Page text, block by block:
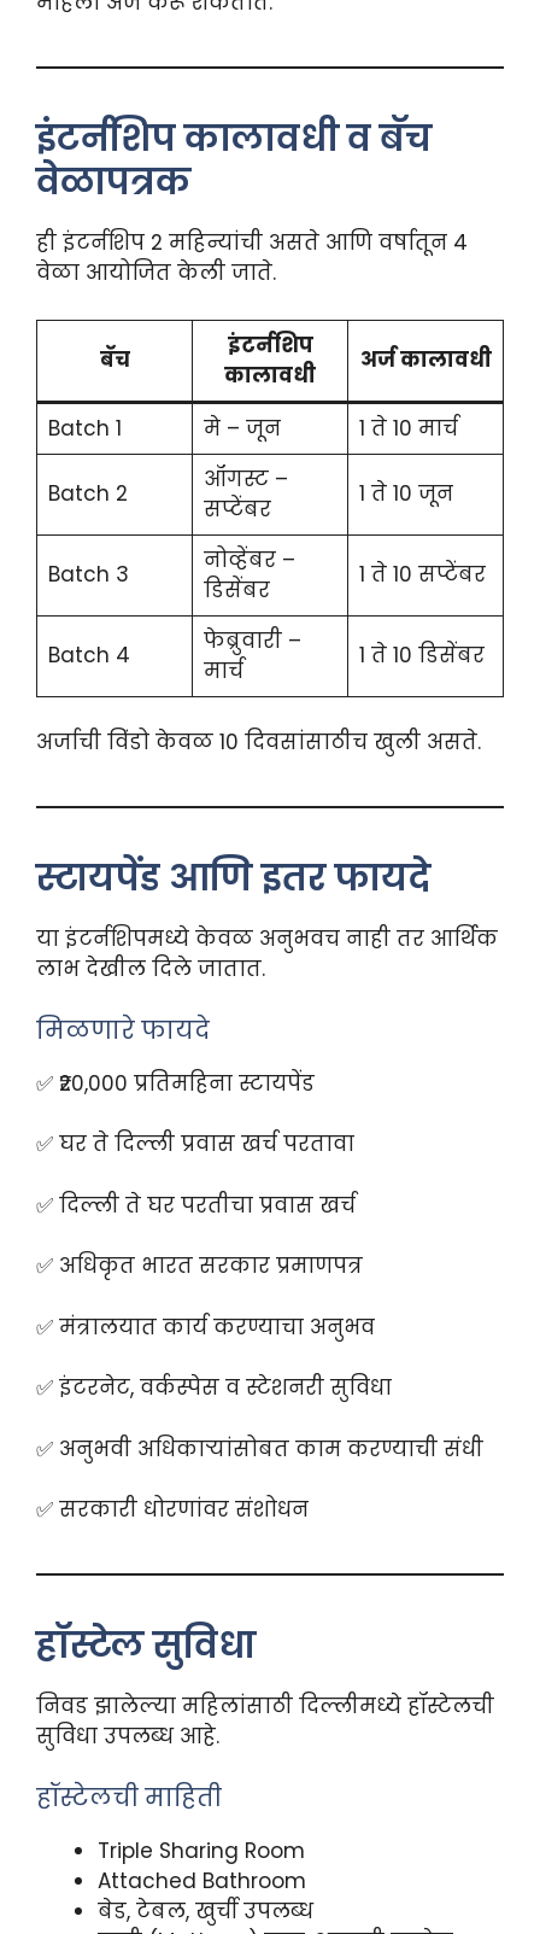
इंटर्नशिप कालावधी व बॅच
वेळापत्रक
ही इंटर्नशिप 2 महिन्यांची असते आणि वर्षातून 4
वेळा आयोजित केली जाते.
बॅच
इंटर्नशिप
कालावधी
अर्ज कालावधी
Batch 1 मे – जून 1 ते 10 मार्च
Batch 2
ऑगस्ट –
सप्टेंबर
1 ते 10 जून
Batch 3
नोव्हेंबर –
डिसेंबर
1 ते 10 सप्टेंबर
Batch 4
फेब्रुवारी –
मार्च
1 ते 10 डिसेंबर
अर्जाची विंडो केवळ 10 दिवसांसाठीच खुली असते.
स्टायपेंड आणि इतर फायदे
या इंटर्नशिपमध्ये केवळ अनुभवच नाही तर आर्थिक
लाभ देखील दिले जातात.
मिळणारे फायदे
✅ ₹20,000 प्रतिमहिना स्टायपेंड
✅ घर ते दिल्ली प्रवास खर्च परतावा
✅ दिल्ली ते घर परतीचा प्रवास खर्च
✅ अधिकृत भारत सरकार प्रमाणपत्र
✅ मंत्रालयात कार्य करण्याचा अनुभव
✅ इंटरनेट, वर्कस्पेस व स्टेशनरी सुविधा
✅ अनुभवी अधिकाऱ्यांसोबत काम करण्याची संधी
✅ सरकारी धोरणांवर संशोधन
हॉस्टेल सुविधा
निवड झालेल्या महिलांसाठी दिल्लीमध्ये हॉस्टेलची
सुविधा उपलब्ध आहे.
हॉस्टेलची माहिती
Triple Sharing Room
Attached Bathroom
बेड, टेबल, खुर्ची उपलब्ध